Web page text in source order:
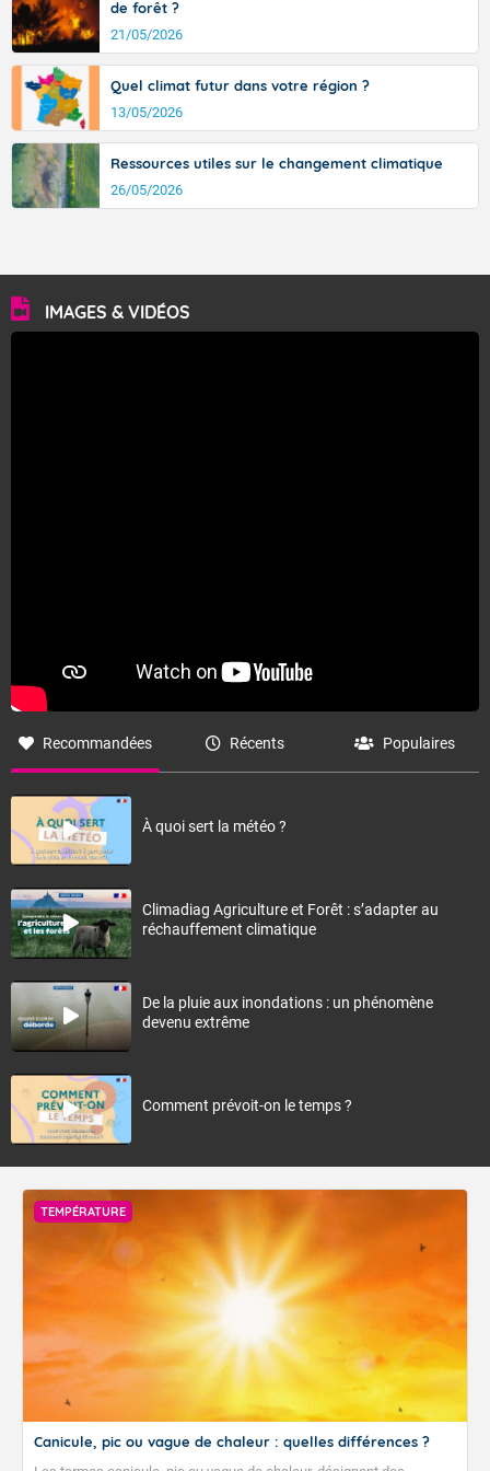
de forêt ?
21/05/2026
Quel climat futur dans votre région ?
13/05/2026
Ressources utiles sur le changement climatique
26/05/2026
IMAGES & VIDÉOS
Recommandées Récents Populaires
À quoi sert la météo ?
Climadiag Agriculture et Forêt : s’adapter au
réchauffement climatique
De la pluie aux inondations : un phénomène
devenu extrême
Comment prévoit-on le temps ?
TEMPÉRATURE
Canicule, pic ou vague de chaleur : quelles différences ?